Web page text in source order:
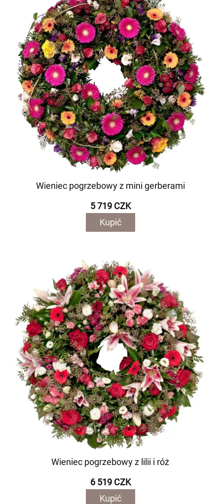
Wieniec pogrzebowy z mini gerberami
5 719 CZK
Kupić
Wieniec pogrzebowy z lilii i róż
6 519 CZK
Kupić